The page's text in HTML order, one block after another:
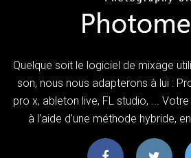
Quelque soit le logiciel de mixage
son, nous nous adapterons à lui :
pro x, ableton live, FL studio, ...
à l'aide d'une méthode hybride,